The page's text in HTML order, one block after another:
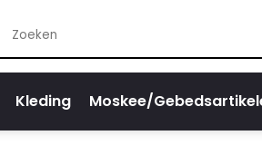
Kleding Moskee/